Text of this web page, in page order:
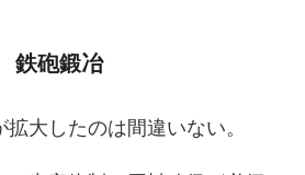
鉄砲鍛冶
大したのは間違いない。